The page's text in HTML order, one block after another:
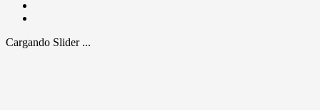
Cargando Slider ...